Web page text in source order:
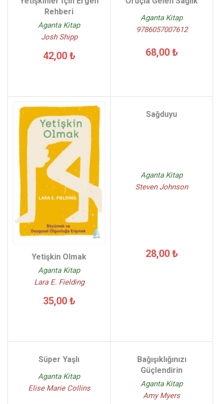
Rehberi
Aganta Kitap
Josh Shipp
42,00 ₺
Aganta Kitap
9786057007612
68,00 ₺
Yetişkin Olmak
Aganta Kitap
Lara E. Fielding
35,00 ₺
Sağduyu
Aganta Kitap
Steven Johnson
28,00 ₺
Süper Yaşlı
Aganta Kitap
Elise Marie Collins
Bağışıklığınızı
Güçlendirin
Aganta Kitap
Amy Myers